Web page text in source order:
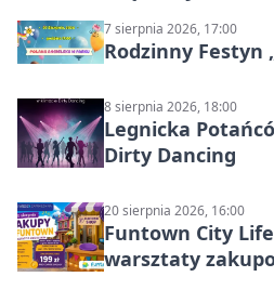
7 sierpnia 2026, 17:00
Rodzinny Festyn
8 sierpnia 2026, 18:00
Legnicka
Dirty Dancing
20 sierpnia 2026, 16:00
Funtown City
warsztaty